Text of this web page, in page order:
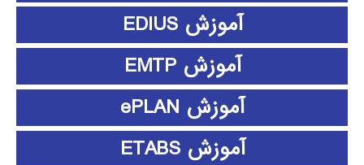
آموزش EDIUS
آموزش EMTP
آموزش ePLAN
آموزش ETABS